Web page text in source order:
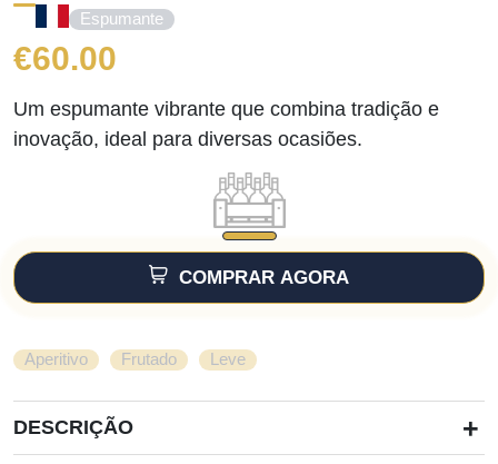
Espumante
€60.00
Um espumante vibrante que combina tradição e
inovação, ideal para diversas ocasiões.
COMPRAR AGORA
Aperitivo Frutado Leve
DESCRIÇÃO +